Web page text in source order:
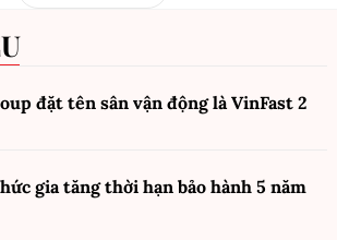
đặt tên sân vận động là VinFast 2
gia tăng thời hạn bảo hành 5 năm